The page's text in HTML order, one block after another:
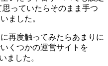
っていたらそのまま手つ
ました。
再度触ってみたらあまりに
くつかの運営サイトを
ました。